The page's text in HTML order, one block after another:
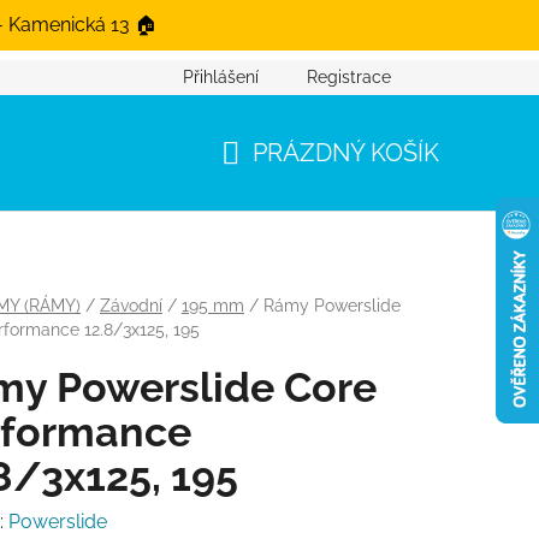
13 🏠
Přihlášení Registrace
PRÁZDNÝ KOŠÍK
(RÁMY) / Závodní / 195 mm / Rámy Powerslide
12.8/3x125, 195
Powerslide Core
3x125, 195
Powerslide